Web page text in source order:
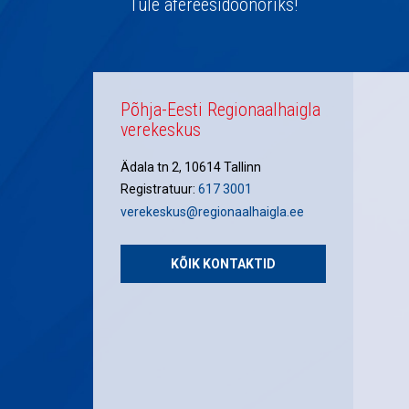
Tule afereesidoonoriks!
Põhja-Eesti Regionaalhaigla
verekeskus
Ädala tn 2, 10614 Tallinn
Registratuur: 617 3001
verekeskus@regionaalhaigla.ee
KÕIK KONTAKTID